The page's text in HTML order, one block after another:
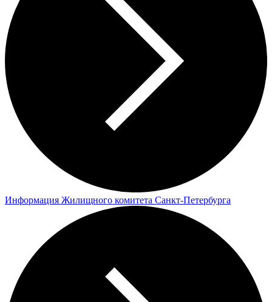
Информация Жилищного комитета Санкт-Петербурга